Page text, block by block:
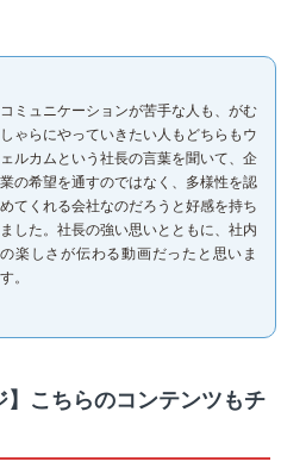
コミュニケーションが苦手な人も、がむ
しゃらにやっていきたい人もどちらもウ
ェルカムという社長の言葉を聞いて、企
業の希望を通すのではなく、多様性を認
めてくれる会社なのだろうと好感を持ち
ました。社長の強い思いとともに、社内
の楽しさが伝わる動画だったと思いま
す。
】こちらのコンテンツもチ